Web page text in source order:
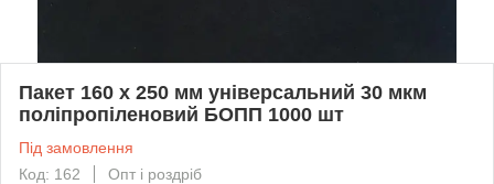
Пакет 160 x 250 мм універсальний 30 мкм
поліпропіленовий БОПП 1000 шт
Під замовлення
Код: 162
Опт і роздріб